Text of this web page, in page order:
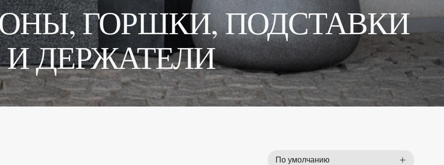
ГОРШКИ, ПОДСТАВКИ
И ДЕРЖАТЕЛИ
По умолчанию